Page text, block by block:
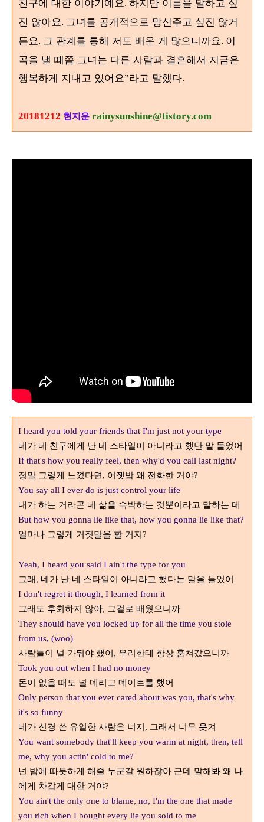
친구에 대한 이야기예요. 하지만 이름을 말하고 싶
진 않아요. 그녀를 공개적으로 망신주고 싶진 않거
든요. 그 관계를 통해 저도 배운 게 많으니까요. 이
곡을 낼 때쯤 그녀는 다른 사람과 결혼해서 지금은
행복하게 지내고 있어요”라고 말했다.
20181212 현지운 rainysunshine@tistory.com
I heard you told your friends that I'm just not your type
네가 네 친구에게 난 네 스타일이 아니라고 했단 말 들었어
If that's how you really feel, then why'd you call last night?
정말 그렇게 느꼈다면, 어젯밤 왜 전화한 거야?
You say all I ever do is just control your life
내가 하는 거라곤 네 삶을 속박하는 것뿐이라고 말하는 데
But how you gonna lie like that, how you gonna lie like that?
얼마나 그렇게 거짓말을 할 거지?
Yeah, I heard you said I ain't the type for you
그래, 네가 난 네 스타일이 아니라고 했다는 말을 들었어
I don't regret it though, I learned from it
그래도 후회하지 않아, 그걸로 배웠으니까
They should have you locked up for all the time you stole
from us, (woo)
사람들이 널 가둬야 했어, 우리한테 항상 훔쳐갔으니까
Took you out when I had no money
돈이 없을 때도 널 데리고 데이트를 했어
Only person that you ever cared about was you, that's why
it's so funny
네가 신경 쓴 유일한 사람은 너지, 그래서 너무 웃겨
You want somebody that'll keep you warm at night, then, tell
me, why you actin' cold to me?
넌 밤에 따듯하게 해줄 누군갈 원하잖아 근데 말해봐 왜 나
에게 차갑게 대한 거야?
You ain't the only one to blame, no, I'm the one that made
you rich when I bought every lie you sold to me